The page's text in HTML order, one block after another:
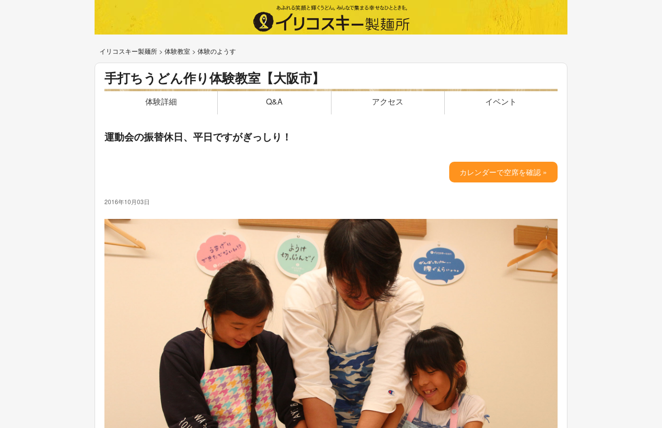
イリコスキー製麺所 > 体験教室 > 体験のようす
手打ちうどん作り体験教室【大阪市】
体験詳細 Q&A アクセス イベント
運動会の振替休日、平日ですがぎっしり！
カレンダーで空席を確認 »
2016年10月03日